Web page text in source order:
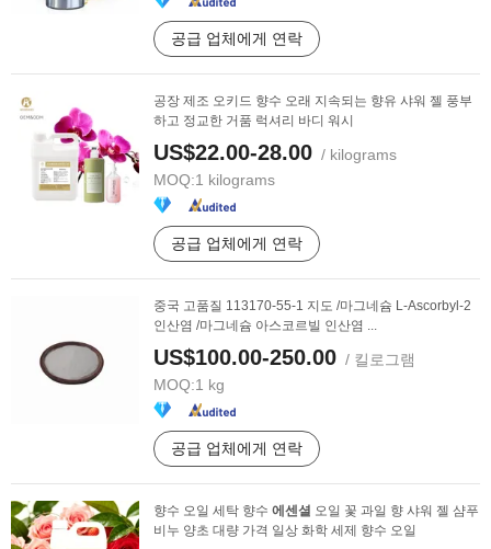
공급 업체에게 연락
공장 제조 오키드 향수 오래 지속되는 향유 샤워 젤 풍부
하고 정교한 거품 럭셔리 바디 워시
US$22.00-28.00 / kilograms
MOQ:1 kilograms
공급 업체에게 연락
중국 고품질 113170-55-1 지도 /마그네슘 L-Ascorbyl-2
인산염 /마그네슘 아스코르빌 인산염 ...
US$100.00-250.00 / 킬로그램
MOQ:1 kg
공급 업체에게 연락
향수 오일 세탁 향수 에센셜 오일 꽃 과일 향 샤워 젤 샴푸
비누 양초 대량 가격 일상 화학 세제 향수 오일